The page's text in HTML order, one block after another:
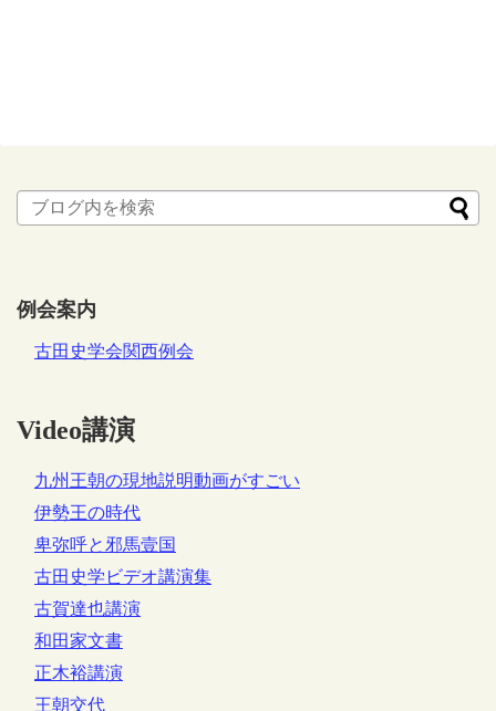
例会案内
古田史学会関西例会
Video講演
九州王朝の現地説明動画がすごい
伊勢王の時代
卑弥呼と邪馬壹国
古田史学ビデオ講演集
古賀達也講演
和田家文書
正木裕講演
王朝交代